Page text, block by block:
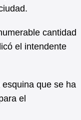
cantidad
el intendente
que se ha
el